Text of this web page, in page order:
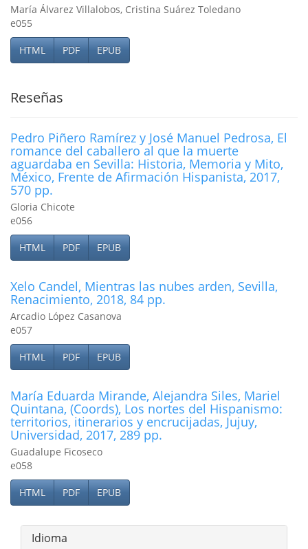
María Álvarez Villalobos, Cristina Suárez Toledano
e055
HTML PDF EPUB
Reseñas
Pedro Piñero Ramí­rez y José Manuel Pedrosa, El
romance del caballero al que la muerte
aguardaba en Sevilla: Historia, Memoria y Mito,
México, Frente de Afirmación Hispanista, 2017,
570 pp.
Gloria Chicote
e056
HTML PDF EPUB
Xelo Candel, Mientras las nubes arden, Sevilla,
Renacimiento, 2018, 84 pp.
Arcadio López Casanova
e057
HTML PDF EPUB
Marí­a Eduarda Mirande, Alejandra Siles, Mariel
Quintana, (Coords), Los nortes del Hispanismo:
territorios, itinerarios y encrucijadas, Jujuy,
Universidad, 2017, 289 pp.
Guadalupe Ficoseco
e058
HTML PDF EPUB
Idioma